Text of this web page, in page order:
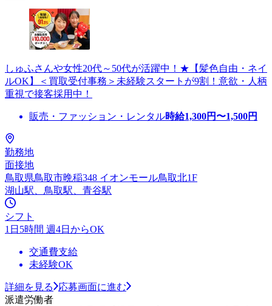
しゅふさんや女性20代～50代が活躍中！★【髪色自由・ネイ
ルOK】＜買取受付事務＞未経験スタートが9割！意欲・人柄
重視で接客採用中！
販売・ファッション・レンタル時給1,300円〜1,500円
勤務地
面接地
鳥取県鳥取市晩稲348 イオンモール鳥取北1F
湖山駅、鳥取駅、青谷駅
シフト
1日5時間 週4日からOK
交通費支給
未経験OK
詳細を見る
応募画面に進む
派遣労働者